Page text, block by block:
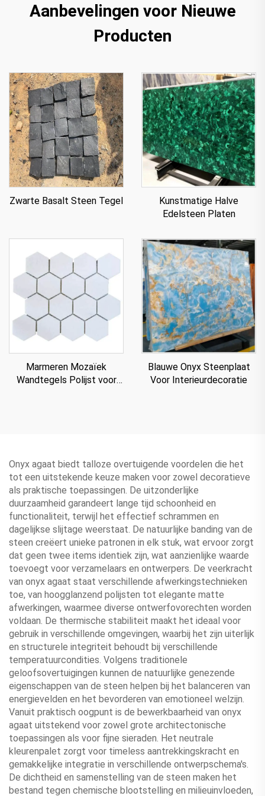
Aanbevelingen voor Nieuwe
Producten
Zwarte Basalt Steen Tegel
Kunstmatige Halve
Edelsteen Platen
Marmeren Mozaïek
Wandtegels Polijst voor
Blauwe Onyx Steenplaat
Voor Interieurdecoratie
Onyx agaat biedt talloze overtuigende voordelen die het
tot een uitstekende keuze maken voor zowel decoratieve
als praktische toepassingen. De uitzonderlijke
duurzaamheid garandeert lange tijd schoonheid en
functionaliteit, terwijl het effectief schrammen en
dagelijkse slijtage weerstaat. De natuurlijke banding van de
steen creëert unieke patronen in elk stuk, wat ervoor zorgt
dat geen twee items identiek zijn, wat aanzienlijke waarde
toevoegt voor verzamelaars en ontwerpers. De veerkracht
van onyx agaat staat verschillende afwerkingstechnieken
toe, van hoogglanzend polijsten tot elegante matte
afwerkingen, waarmee diverse ontwerfovorechten worden
voldaan. De thermische stabiliteit maakt het ideaal voor
gebruik in verschillende omgevingen, waarbij het zijn uiterlijk
en structurele integriteit behoudt bij verschillende
temperatuurcondities. Volgens traditionele
geloofsovertuigingen kunnen de natuurlijke genezende
eigenschappen van de steen helpen bij het balanceren van
energievelden en het bevorderen van emotioneel welzijn.
Vanuit praktisch oogpunt is de bewerkbaarheid van onyx
agaat uitstekend voor zowel grote architectonische
toepassingen als voor fijne sieraden. Het neutrale
kleurenpalet zorgt voor timeless aantrekkingskracht en
gemakkelijke integratie in verschillende ontwerpschema's.
De dichtheid en samenstelling van de steen maken het
bestand tegen chemische blootstelling en milieuinvloeden,